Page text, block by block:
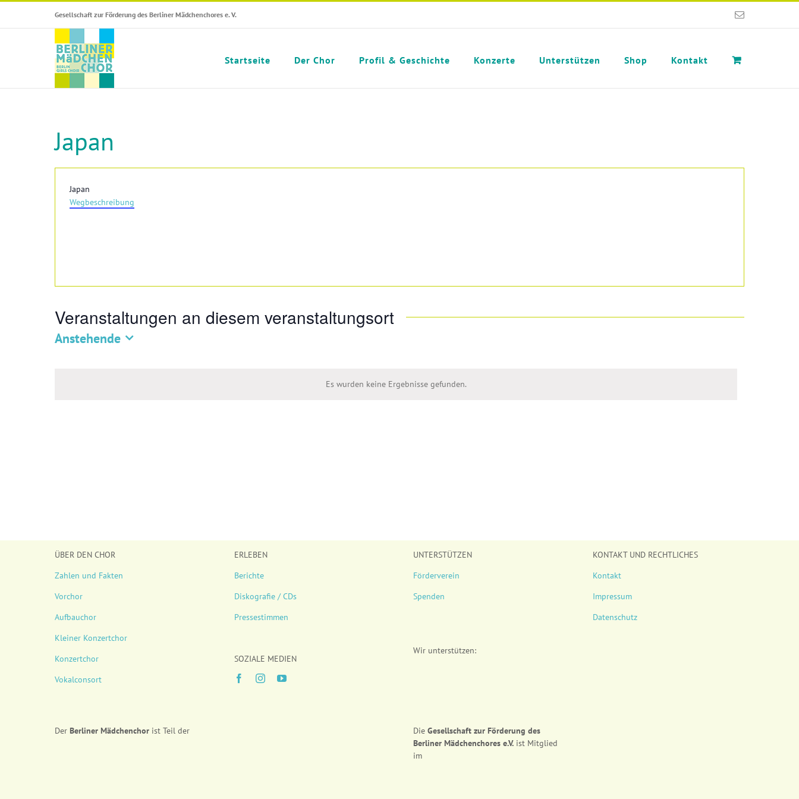
Skip
content
Gesellschaft zur Förderung des Berliner Mädchenchores e. V.
E-
Startseite Der Chor Profil & Geschichte Konzerte Unterstützen Shop Kontakt
Japan
Adresse
Japan
Wegbeschreibung
Veranstaltungen an diesem veranstaltungsort
Hinweis
Es wurden keine Ergebnisse gefunden.
Anstehende
ÜBER DEN CHOR
Zahlen und Fakten
Vorchor
Aufbauchor
Kleiner Konzertchor
Konzertchor
Vokalconsort
ERLEBEN
Berichte
Diskografie / CDs
Pressestimmen
SOZIALE MEDIEN
UNTERSTÜTZEN
Förderverein
Spenden
Wir unterstützen:
KONTAKT UND RECHTLICHES
Kontakt
Impressum
Datenschutz
Der Berliner Mädchenchorist Teil der DieGesellschaft zur Förderung des
Berliner Mädchenchores e.V. ist Mitglied
im